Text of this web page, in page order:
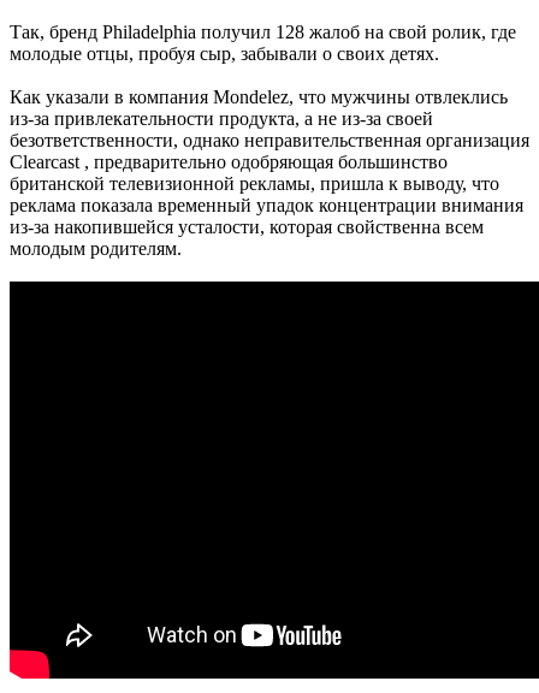
Так, бренд Philadelphia получил 128 жалоб на свой ролик, где
молодые отцы, пробуя сыр, забывали о своих детях.
Как указали в компания Mondelez, что мужчины отвлеклись
из-за привлекательности продукта, а не из-за своей
безответственности, однако неправительственная организация
Clearcast , предварительно одобряющая большинство
британской телевизионной рекламы, пришла к выводу, что
реклама показала временный упадок концентрации внимания
из-за накопившейся усталости, которая свойственна всем
молодым родителям.